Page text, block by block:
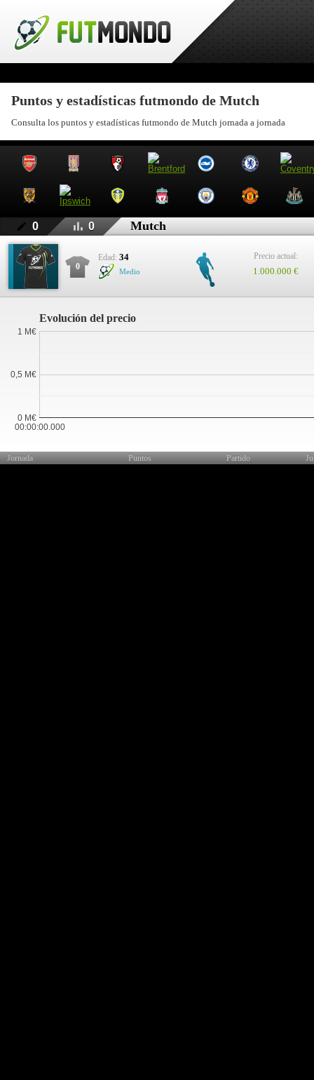
Puntos y estadísticas futmondo de Mutch
Consulta los puntos y estadísticas futmondo de Mutch jornada a jornada
0 0 Mutch
0
Edad: 34
Medio
Precio actual:
1.000.000 €
Evolución del precio
00:00:00.000
0 M€
0,5 M€
1 M€
Jornada Puntos Partido